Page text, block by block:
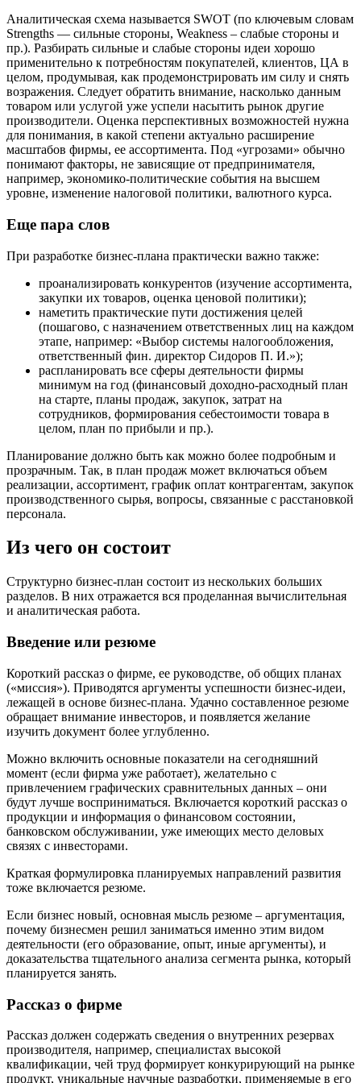
Аналитическая схема называется SWOT (по ключевым словам
Strengths — сильные стороны, Weakness – слабые стороны и
пр.). Разбирать сильные и слабые стороны идеи хорошо
применительно к потребностям покупателей, клиентов, ЦА в
целом, продумывая, как продемонстрировать им силу и снять
возражения. Следует обратить внимание, насколько данным
товаром или услугой уже успели насытить рынок другие
производители. Оценка перспективных возможностей нужна
для понимания, в какой степени актуально расширение
масштабов фирмы, ее ассортимента. Под «угрозами» обычно
понимают факторы, не зависящие от предпринимателя,
например, экономико-политические события на высшем
уровне, изменение налоговой политики, валютного курса.
Еще пара слов
При разработке бизнес-плана практически важно также:
проанализировать конкурентов (изучение ассортимента,
закупки их товаров, оценка ценовой политики);
наметить практические пути достижения целей
(пошагово, с назначением ответственных лиц на каждом
этапе, например: «Выбор системы налогообложения,
ответственный фин. директор Сидоров П. И.»);
распланировать все сферы деятельности фирмы
минимум на год (финансовый доходно-расходный план
на старте, планы продаж, закупок, затрат на
сотрудников, формирования себестоимости товара в
целом, план по прибыли и пр.).
Планирование должно быть как можно более подробным и
прозрачным. Так, в план продаж может включаться объем
реализации, ассортимент, график оплат контрагентам, закупок
производственного сырья, вопросы, связанные с расстановкой
персонала.
Из чего он состоит
Структурно бизнес-план состоит из нескольких больших
разделов. В них отражается вся проделанная вычислительная
и аналитическая работа.
Введение или резюме
Короткий рассказ о фирме, ее руководстве, об общих планах
(«миссия»). Приводятся аргументы успешности бизнес-идеи,
лежащей в основе бизнес-плана. Удачно составленное резюме
обращает внимание инвесторов, и появляется желание
изучить документ более углубленно.
Можно включить основные показатели на сегодняшний
момент (если фирма уже работает), желательно с
привлечением графических сравнительных данных – они
будут лучше восприниматься. Включается короткий рассказ о
продукции и информация о финансовом состоянии,
банковском обслуживании, уже имеющих место деловых
связях с инвесторами.
Краткая формулировка планируемых направлений развития
тоже включается резюме.
Если бизнес новый, основная мысль резюме – аргументация,
почему бизнесмен решил заниматься именно этим видом
деятельности (его образование, опыт, иные аргументы), и
доказательства тщательного анализа сегмента рынка, который
планируется занять.
Рассказ о фирме
Рассказ должен содержать сведения о внутренних резервах
производителя, например, специалистах высокой
квалификации, чей труд формирует конкурирующий на рынке
продукт, уникальные научные разработки, применяемые в его